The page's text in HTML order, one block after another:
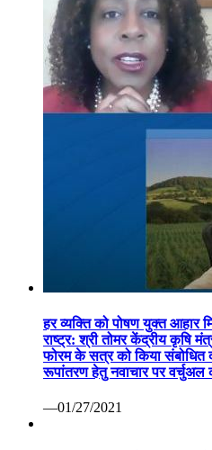
हर व्यक्ति को पोषण युक्त आहार
राष्ट्र: श्री तोमर केंद्रीय कृषि
फोरम के सत्र को किया संबोधित
रूपांतरण हेतु नवाचार पर
—01/27/2021